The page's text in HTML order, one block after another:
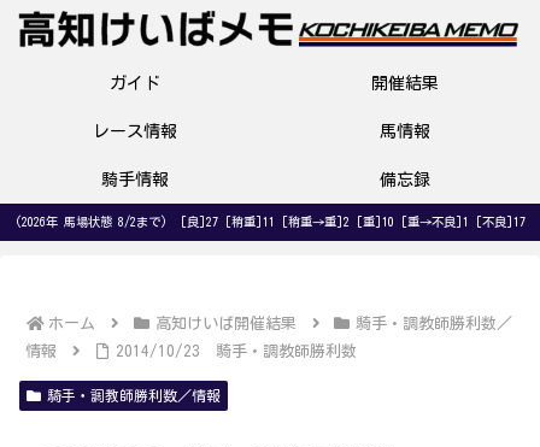
ガイド 開催結果
レース情報 馬情報
騎手情報 備忘録
(2026年 馬場状態 8/2まで) [良]27 [稍重]11 [稍重→重]2 [重]10 [重→不良]1 [不良]17
ホーム 高知けいば開催結果
騎手・調教師勝利数／
情報
2014/10/23 騎手・調教師勝利数
騎手・調教師勝利数／情報